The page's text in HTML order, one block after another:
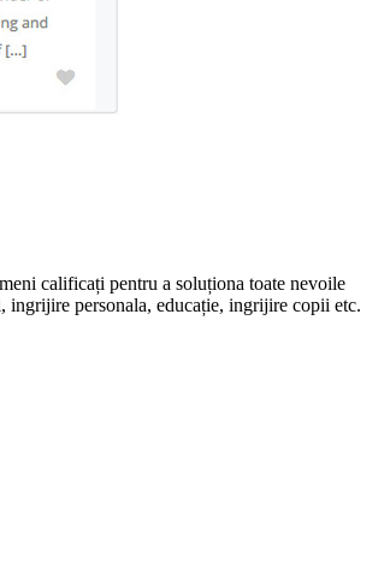
calificați pentru a soluționa toate nevoile
ingrijire personala, educație, ingrijire copii etc.